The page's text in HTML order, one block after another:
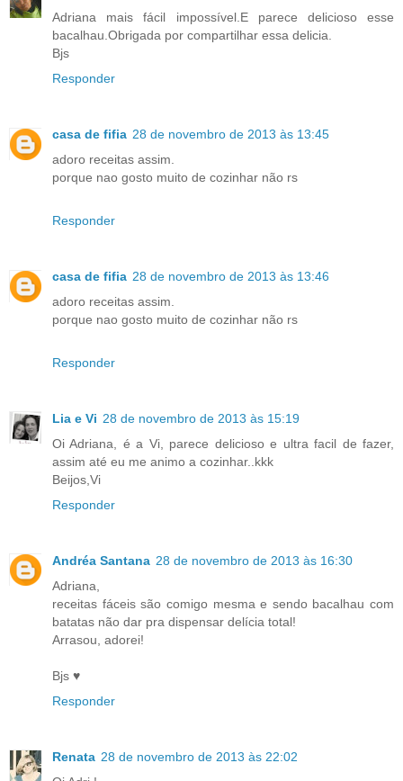
Adriana mais fácil impossível.E parece delicioso esse
bacalhau.Obrigada por compartilhar essa delicia.
Bjs
Responder
casa de fifia 28 de novembro de 2013 às 13:45
adoro receitas assim.
porque nao gosto muito de cozinhar não rs
Responder
casa de fifia 28 de novembro de 2013 às 13:46
adoro receitas assim.
porque nao gosto muito de cozinhar não rs
Responder
Lia e Vi 28 de novembro de 2013 às 15:19
Oi Adriana, é a Vi, parece delicioso e ultra facil de fazer,
assim até eu me animo a cozinhar..kkk
Beijos,Vi
Responder
Andréa Santana 28 de novembro de 2013 às 16:30
Adriana,
receitas fáceis são comigo mesma e sendo bacalhau com
batatas não dar pra dispensar delícia total!
Arrasou, adorei!
Bjs ♥
Responder
Renata 28 de novembro de 2013 às 22:02